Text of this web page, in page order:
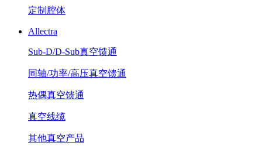
定制腔体
Allectra
Sub-D/D-Sub真空馈通
同轴/功率/高压真空馈通
热偶真空馈通
真空线缆
其他真空产品